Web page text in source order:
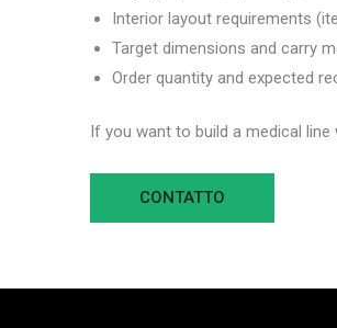
Interior layout requirements
Target dimensions and carry
Order quantity and expected
If you want to build a medical
CONTATTO